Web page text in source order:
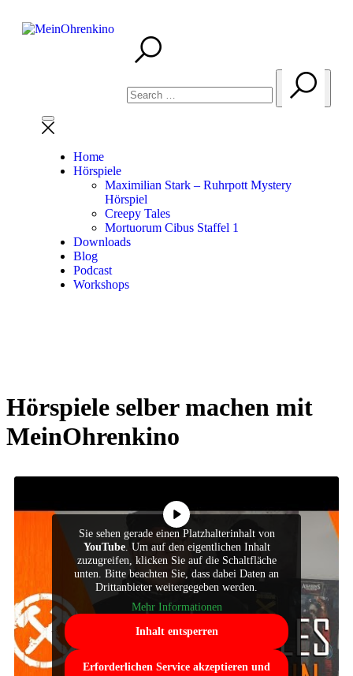
Home
Hörspiele
Maximilian Stark – Ruhrpott Mystery
Hörspiel
Creepy Tales
Mortuorum Cibus Staffel 1
Downloads
Blog
Podcast
Workshops
Hörspiele selber machen mit
MeinOhrenkino
Sie sehen gerade einen Platzhalterinhalt von
YouTube. Um auf den eigentlichen Inhalt
zuzugreifen, klicken Sie auf die Schaltfläche
unten. Bitte beachten Sie, dass dabei Daten an
Drittanbieter weitergegeben werden.
Mehr Informationen
Inhalt entsperren
Erforderlichen Service akzeptieren und